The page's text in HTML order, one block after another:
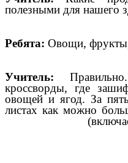
полезными для нашего
Ребята: Овощи,
Учитель:
кроссворды, где
овощей и ягод. За
листах как можно